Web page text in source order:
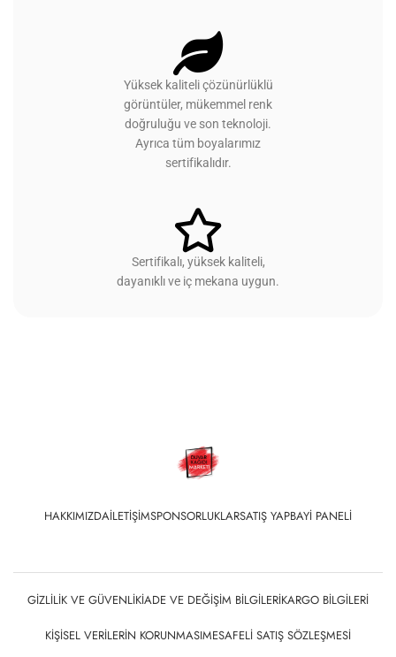
Yüksek kaliteli çözünürlüklü
görüntüler, mükemmel renk
doğruluğu ve son teknoloji.
Ayrıca tüm boyalarımız
sertifikalıdır.
Sertifikalı, yüksek kaliteli,
dayanıklı ve iç mekana uygun.
HAKKIMIZDAİLETIŞIMSPONSORLUKLARSATIŞ YAPBAYI PANELI
GIZLILIK VE GÜVENLIKİADE VE DEĞIŞIM BILGILERIKARGO BILGILERI
KIŞISEL VERILERIN KORUNMASIMESAFELI SATIŞ SÖZLEŞMESI